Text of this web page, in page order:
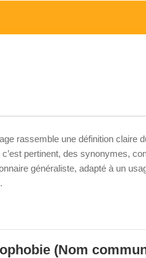
rassemble une définition claire
c’est pertinent, des synonymes,
généraliste, adapté à un
(Nom